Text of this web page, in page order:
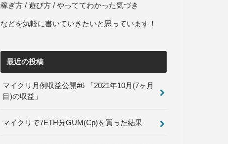
稼ぎ方 / 遊び方 / やっててわかった気づき
などを気軽に書いていきたいと思っています！
最近の投稿
マイクリ月例収益公開#6 「2021年10月(7ヶ月
目)の収益」
マイクリで7ETH分GUM(Cp)を買った結果